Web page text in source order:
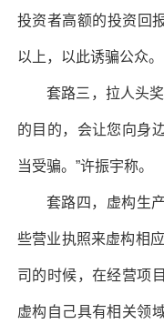
投资者高额的投资回
以上，以此诱骗公众。
套路三，拉人头
的目的，会让您向身
当受骗。”许振宇称。
套路四，虚构生
些营业执照来虚构相
司的时候，在经营项
虚构自己具有相关领